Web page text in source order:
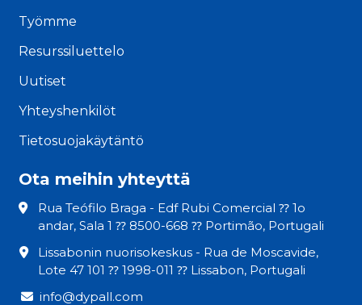
Työmme
Resurssiluettelo
Uutiset
Yhteyshenkilöt
Tietosuojakäytäntö
Ota meihin yhteyttä
Rua Teófilo Braga - Edf Rubi Comercial ⁇ 1o
andar, Sala 1 ⁇ 8500-668 ⁇ Portimão, Portugali
Lissabonin nuorisokeskus - Rua de Moscavide,
Lote 47 101 ⁇ 1998-011 ⁇ Lissabon, Portugali
info@dypall.com